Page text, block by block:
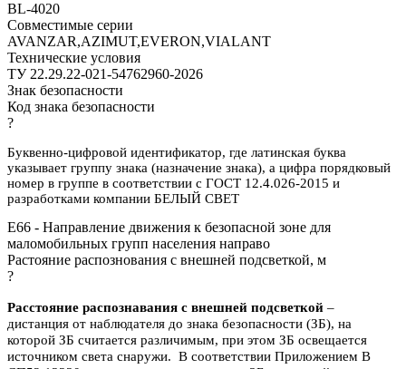
BL-4020
Совместимые серии
AVANZAR,AZIMUT,EVERON,VIALANT
Технические условия
ТУ 22.29.22-021-54762960-2026
Знак безопасности
Код знака безопасности
?
Буквенно-цифровой идентификатор, где латинская буква
указывает группу знака (назначение знака), а цифра порядковый
номер в группе в соответствии с ГОСТ 12.4.026-2015 и
разработками компании БЕЛЫЙ СВЕТ
E66 - Направление движения к безопасной зоне для
маломобильных групп населения направо
Растояние распознования с внешней подсветкой, м
?
Расстояние распознавания с внешней подсветкой –
дистанция от наблюдателя до знака безопасности (ЗБ), на
которой ЗБ считается различимым, при этом ЗБ освещается
источником света снаружи. В соответствии Приложением В